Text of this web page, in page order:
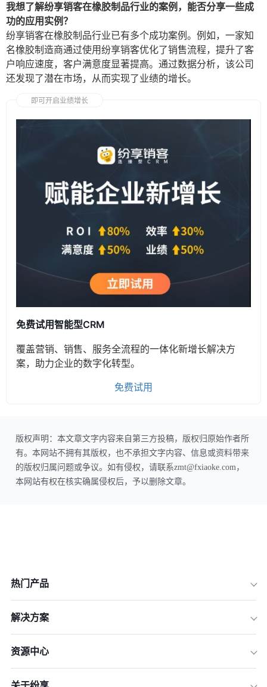
我想了解纷享销客在橡胶制品行业的案例，能否分享一些成
功的应用实例？
纷享销客在橡胶制品行业已有多个成功案例。例如，一家知
名橡胶制造商通过使用纷享销客优化了销售流程，提升了客
户响应速度，客户满意度显著提高。通过数据分析，该公司
还发现了潜在市场，从而实现了业绩的增长。
即可开启业绩增长
免费试用智能型CRM
覆盖营销、销售、服务全流程的一体化新增长解决方
案，助力企业的数字化转型。
免费试用
版权声明：本文章文字内容来自第三方投稿，版权归原始作者所
有。本网站不拥有其版权，也不承担文字内容、信息或资料带来
的版权归属问题或争议。如有侵权，请联系zmt@fxiaoke.com，
本网站有权在核实确属侵权后，予以删除文章。
热门产品
解决方案
资源中心